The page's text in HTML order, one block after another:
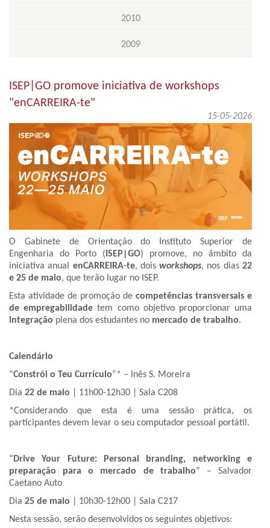
2010
2009
ISEP|GO promove iniciativa de workshops
"enCARREIRA-te"
15-05-2026
O Gabinete de Orientação do Instituto Superior de
Engenharia do Porto ( ISEP|GO) promove, no âmbito da
iniciativa anual enCARREIRA-te, doisworkshops, nos dias22
e 25 de maio, que terão lugar no ISEP.
Esta atividade de promoção de competências transversais e
de empregabilidadetem como objetivo proporcionar uma
integração plena dos estudantes no mercado de trabalho.
Calendário
“Constrói o Teu Currículo”* – Inês S. Moreira
Dia 22 de maio
| 11h00-12h30 | Sala C208
*Considerando que esta é uma sessão prática, os
participantes devem levar o seu computador pessoal portátil.
“ Drive Your Future: Personal branding, networking e
preparação para o mercado de trabalho” – Salvador
Caetano Auto
Dia 25 de maio | 10h30-12h00 | Sala C217
Nesta sessão, serão desenvolvidos os seguintes objetivos: